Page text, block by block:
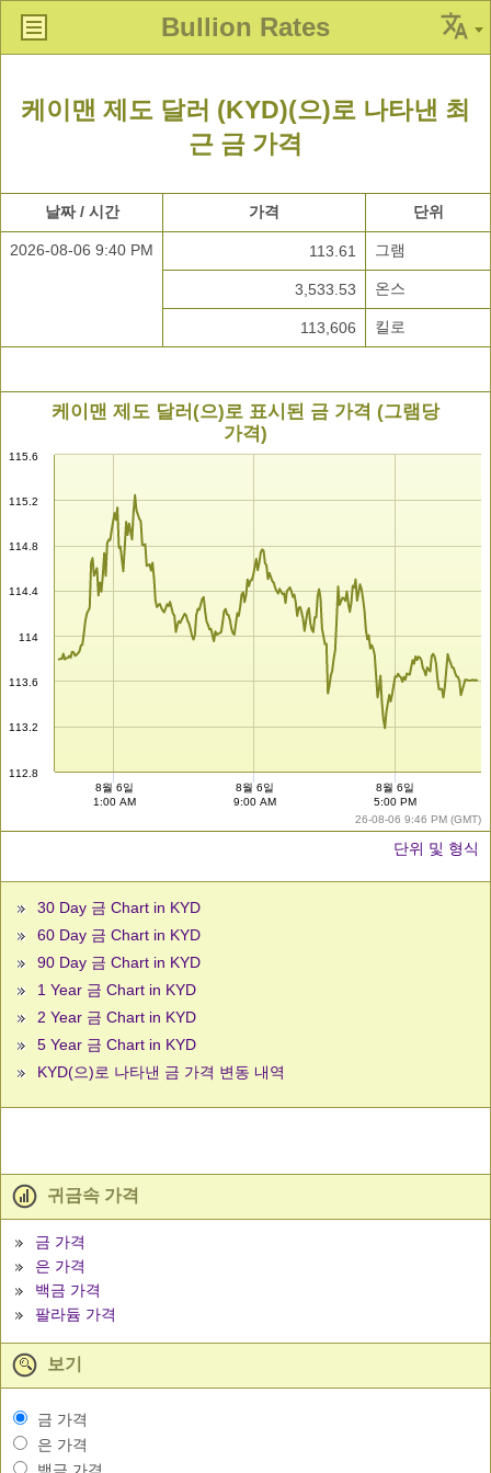
Bullion Rates
케이맨 제도 달러 (KYD)(으)로 나타낸 최
근 금 가격
날짜 / 시간 가격 단위
2026-08-06 9:40 PM 113.61 그램
3,533.53 온스
113,606 킬로
26-08-06 9:46 PM (GMT)
케이맨 제도 달러(으)로 표시된 금 가격 (그램당
가격)
112.8
113.2
113.6
114
114.4
114.8
115.2
115.6
8월 6일
1:00 AM
8월 6일
9:00 AM
8월 6일
5:00 PM
단위 및 형식
30 Day 금 Chart in KYD
60 Day 금 Chart in KYD
90 Day 금 Chart in KYD
1 Year 금 Chart in KYD
2 Year 금 Chart in KYD
5 Year 금 Chart in KYD
KYD(으)로 나타낸 금 가격 변동 내역
귀금속 가격
금 가격
은 가격
백금 가격
팔라듐 가격
보기
금 가격
은 가격